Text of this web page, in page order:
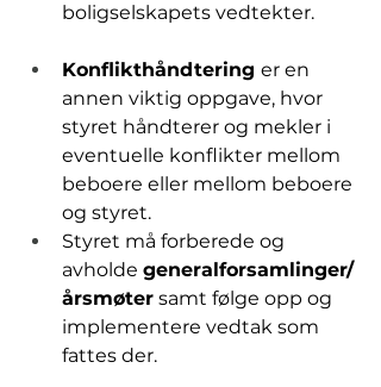
boligselskapets vedtekter.
Konflikthåndtering er en
annen viktig oppgave, hvor
styret håndterer og mekler i
eventuelle konflikter mellom
beboere eller mellom beboere
og styret.
Styret må forberede og
avholde generalforsamlinger/
årsmøter samt følge opp og
implementere vedtak som
fattes der.